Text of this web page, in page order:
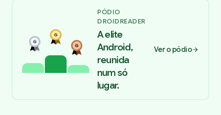
PÓDIO
DROIDREADER
A elite
Android,
reunida
num só
lugar.
Ver o pódio